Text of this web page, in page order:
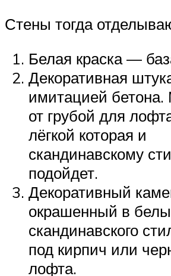
Стены тогда
Белая краска —
Декоративная
имитацией
от грубой для
лёгкой которая и
скандинавскому
подойдет.
Декоративный
окрашенный в
скандинавского
под кирпич или
лофта.